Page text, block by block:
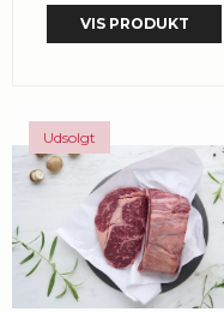
VIS PRODUKT
Udsolgt